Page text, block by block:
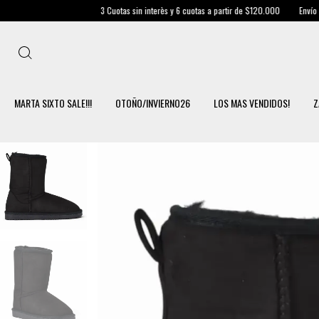
3 Cuotas sin interès y 6 cuotas a partir de $120.000 Envío Gratis en
MARTA SIXTO SALE!!! OTOÑO/INVIERNO26 LOS MAS VENDIDOS!